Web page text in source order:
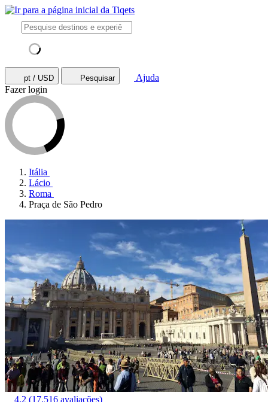
pt / USD Pesquisar
Ajuda
Fazer login
Itália
Lácio
Roma
Praça de São Pedro
4.2 (17.516 avaliações)